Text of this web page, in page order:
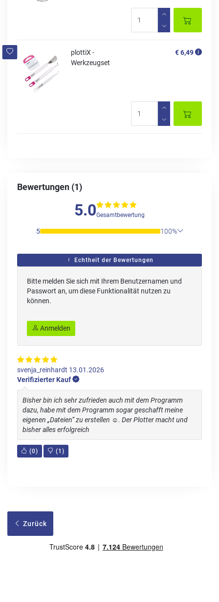
plottiX -
Werkzeugset
€ 6,49
Bewertungen (1)
5.0Gesamtbewertung
5 100%
Echtheit der Bewertungen
Bitte melden Sie sich mit Ihrem Benutzernamen und
Passwort an, um diese Funktionalität nutzen zu
können.
Anmelden
svenja_reinhardt 13.01.2026
Verifizierter Kauf
Bisher bin ich sehr zufrieden auch mit dem Programm
dazu, habe mit dem Programm sogar geschafft meine
eigenen „Dateien“ zu erstellen ☺️. Der Plotter macht und
bisher alles erfolgreich
(0) (1 )
Zurück